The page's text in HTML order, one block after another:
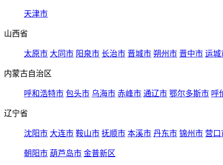
天津市
山西省
太原市 大同市 阳泉市 长治市 晋城市 朔州市 晋中市 运城
内蒙古自治区
呼和浩特市 包头市 乌海市 赤峰市 通辽市 鄂尔多斯市 呼
辽宁省
沈阳市 大连市 鞍山市 抚顺市 本溪市 丹东市 锦州市 营口
朝阳市 葫芦岛市 金普新区